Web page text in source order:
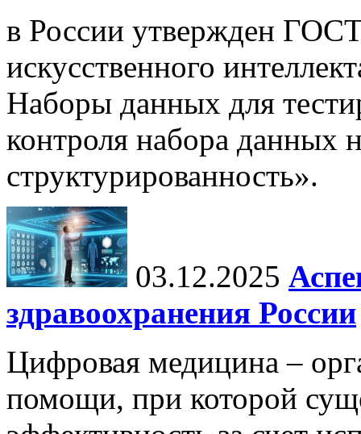
в России утвержден
искусственного
Наборы данных для
контроля набора данных
структурированность».
03.12.2025
здравоохранения России
Цифровая медицина –
помощи, при которой